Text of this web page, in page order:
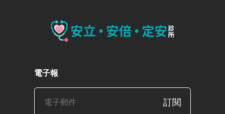
電子報
訂閱